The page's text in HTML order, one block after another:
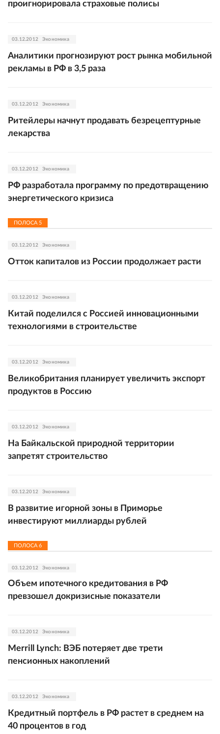
проигнорировала страховые полисы
03.12.2012 Экономика
Аналитики прогнозируют рост рынка мобильной
рекламы в РФ в 3,5 раза
03.12.2012 Экономика
Ритейлеры начнут продавать безрецептурные
лекарства
03.12.2012 Экономика
РФ разработала программу по предотвращению
энергетического кризиса
ПОЛОСА 5
03.12.2012 Экономика
Отток капиталов из России продолжает расти
03.12.2012 Экономика
Китай поделился с Россией инновационными
технологиями в строительстве
03.12.2012 Экономика
Великобритания планирует увеличить экспорт
продуктов в Россию
03.12.2012 Экономика
На Байкальской природной территории
запретят строительство
03.12.2012 Экономика
В развитие игорной зоны в Приморье
инвестируют миллиарды рублей
ПОЛОСА 6
03.12.2012 Экономика
Объем ипотечного кредитования в РФ
превзошел докризисные показатели
03.12.2012 Экономика
Merrill Lynch: ВЭБ потеряет две трети
пенсионных накоплений
03.12.2012 Экономика
Кредитный портфель в РФ растет в среднем на
40 процентов в год